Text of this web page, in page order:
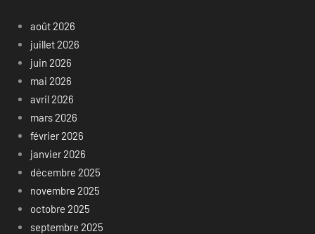
août 2026
juillet 2026
juin 2026
mai 2026
avril 2026
mars 2026
février 2026
janvier 2026
décembre 2025
novembre 2025
octobre 2025
septembre 2025